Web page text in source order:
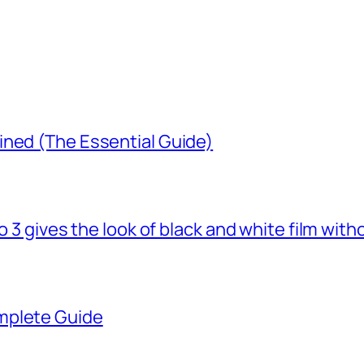
(The Essential Guide)
3 gives the look of black and white film
Guide